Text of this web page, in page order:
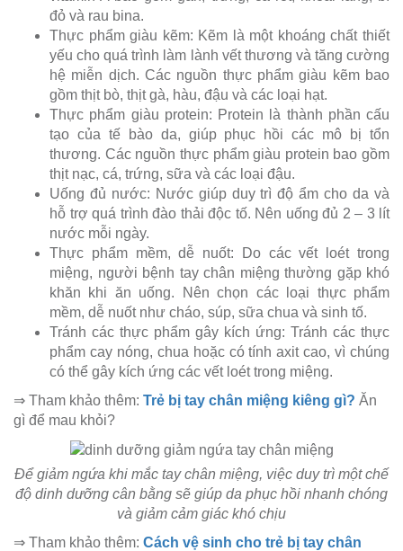
đỏ và rau bina.
Thực phẩm giàu kẽm: Kẽm là một khoáng chất thiết
yếu cho quá trình làm lành vết thương và tăng cường
hệ miễn dịch. Các nguồn thực phẩm giàu kẽm bao
gồm thịt bò, thịt gà, hàu, đậu và các loại hạt.
Thực phẩm giàu protein: Protein là thành phần cấu
tạo của tế bào da, giúp phục hồi các mô bị tổn
thương. Các nguồn thực phẩm giàu protein bao gồm
thịt nạc, cá, trứng, sữa và các loại đậu.
Uống đủ nước: Nước giúp duy trì độ ẩm cho da và
hỗ trợ quá trình đào thải độc tố. Nên uống đủ 2 – 3 lít
nước mỗi ngày.
Thực phẩm mềm, dễ nuốt: Do các vết loét trong
miệng, người bệnh tay chân miệng thường gặp khó
khăn khi ăn uống. Nên chọn các loại thực phẩm
mềm, dễ nuốt như cháo, súp, sữa chua và sinh tố.
Tránh các thực phẩm gây kích ứng: Tránh các thực
phẩm cay nóng, chua hoặc có tính axit cao, vì chúng
có thể gây kích ứng các vết loét trong miệng.
⇒ Tham khảo thêm: Trẻ bị tay chân miệng kiêng gì? Ăn
gì để mau khỏi?
Để giảm ngứa khi mắc tay chân miệng, việc duy trì một chế
độ dinh dưỡng cân bằng sẽ giúp da phục hồi nhanh chóng
và giảm cảm giác khó chịu
⇒ Tham khảo thêm: Cách vệ sinh cho trẻ bị tay chân